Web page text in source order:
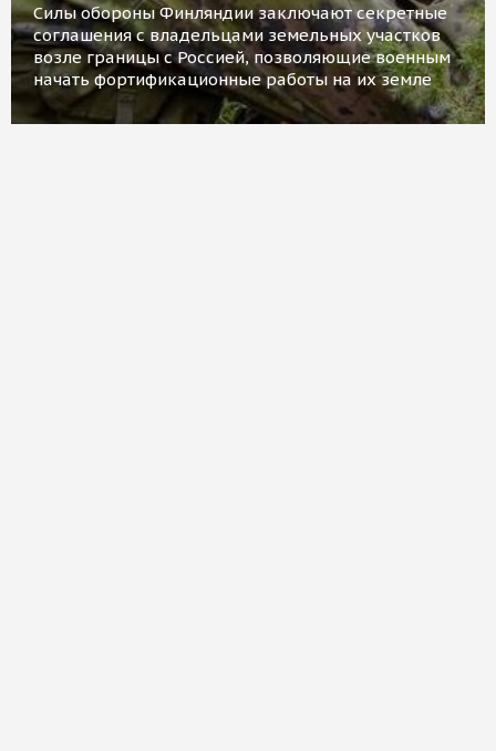
Силы обороны Финляндии заключают секретные
соглашения с владельцами земельных участков
возле границы с Россией, позволяющие военным
начать фортификационные работы на их земле